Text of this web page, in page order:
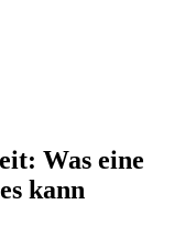
Was eine
kann